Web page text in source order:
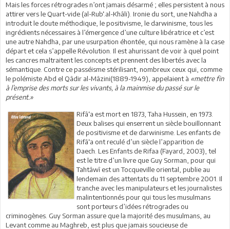
Mais les forces rétrogrades n’ont jamais désarmé ; elles persistent à nous
attirer vers le Quart-vide (al-Rub‘.al-Khâli). Ironie du sort, une Nahdha a
introduit le doute méthodique, le positivisme, le darwinisme, tous les
ingrédients nécessaires à l’émergence d’une culture libératrice et c’est
une autre Nahdha, par une usurpation éhontée, qui nous ramène à la case
départ et cela s’appelle Révolution. Il est ahurissant de voir à quel point
les cancres maltraitent les concepts et prennent des libertés avec la
sémantique. Contre ce passéisme stérilisant, nombreux ceux qui, comme
le polémiste Abd el Qâdir al-Mâzini(1889-1949), appelaient à «mettre fin
à l’emprise des morts sur les vivants, à la mainmise du passé sur le
présent.»
Rifâ‘a est mort en 1873, Taha Hussein, en 1973.
Deux balises qui enserrent un siècle bouillonnant
de positivisme et de darwinisme. Les enfants de
Rifâ‘a ont reculé d’un siècle l’apparition de
Daech. Les Enfants de Rifaa (Fayard, 2003), tel
est le titre d’un livre que Guy Sorman, pour qui
Tahtâwî est un Tocqueville oriental, publie au
lendemain des attentats du 11 septembre 2001. Il
tranche avec les manipulateurs et les journalistes
malintentionnés pour qui tous les musulmans
sont porteurs d’idées rétrogrades ou
criminogènes. Guy Sorman assure que la majorité des musulmans, au
Levant comme au Maghreb, est plus que jamais soucieuse de